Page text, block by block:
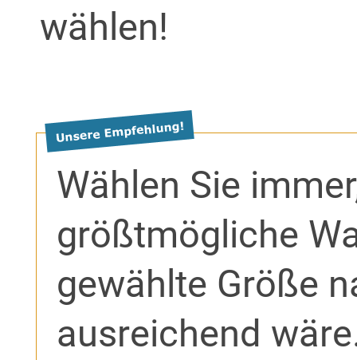
wählen!
Wählen Sie
größtmögliche
gewählte Größe
ausreichend